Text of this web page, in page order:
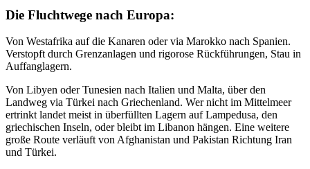
Die Fluchtwege nach Europa:
Von Westafrika auf die Kanaren oder via Marokko nach Spanien.
Verstopft durch Grenzanlagen und rigorose Rückführungen, Stau in
Auffanglagern.
Von Libyen oder Tunesien nach Italien und Malta, über den
Landweg via Türkei nach Griechenland. Wer nicht im Mittelmeer
ertrinkt landet meist in überfüllten Lagern auf Lampedusa, den
griechischen Inseln, oder bleibt im Libanon hängen. Eine weitere
große Route verläuft von Afghanistan und Pakistan Richtung Iran
und Türkei.